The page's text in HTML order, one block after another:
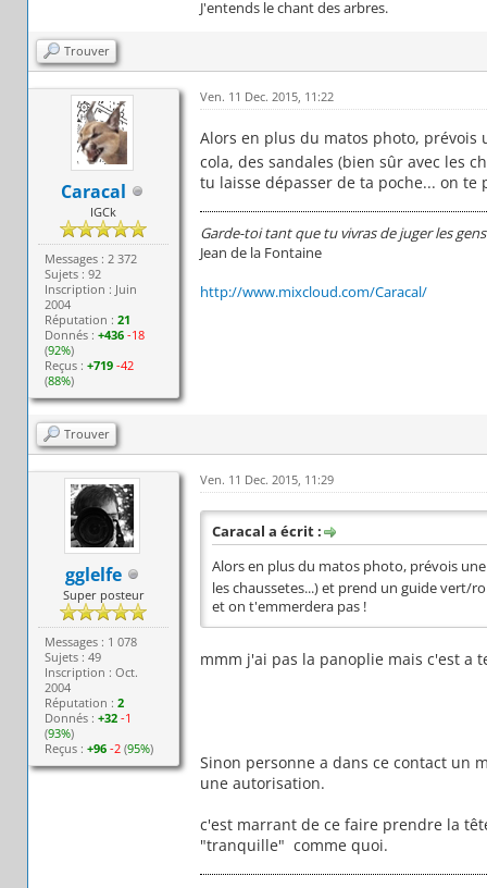
J'entends le chant des arbres.
Trouver
Caracal
IGCk
Messages : 2 372
Sujets : 92
Inscription : Juin
2004
Réputation :21
Donnés :+436 -18
(92%)
Reçus :+719 -42
(88%)
Ven. 11 Dec. 2015, 11:22
Alors en plus du matos photo, prévois
cola, des sandales (bien sûr avec les
tu laisse dépasser de ta poche... on
Garde-toi tant que tu vivras de juger les
Jean de la Fontaine
http://www.mixcloud.com/Caracal/
Trouver
gglelfe
Super posteur
Messages : 1 078
Sujets : 49
Inscription : Oct.
2004
Réputation :2
Donnés :+32 -1
(93%)
Reçus :+96 -2 (95%)
Ven. 11 Dec. 2015, 11:29
Caracal a écrit :
Alors en plus du matos photo, prévois
les chaussetes...) et prend un guide vert/
et on t'emmerdera pas !
mmm j'ai pas la panoplie mais c'est a
Sinon personne a dans ce contact un
une autorisation.
c'est marrant de ce faire prendre la
"tranquille" comme quoi.